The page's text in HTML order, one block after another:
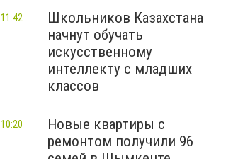
Школьников Казахстана
начнут обучать
искусственному
интеллекту с младших
классов
11:42
Новые квартиры с
ремонтом получили 96
10:20